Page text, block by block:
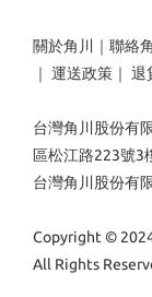
關於角川 ｜ 聯絡
｜ 運送政策 ｜ 退
台灣角川股份有
區松江路223號3
台灣角川股份有
Copyright ©
All Rights